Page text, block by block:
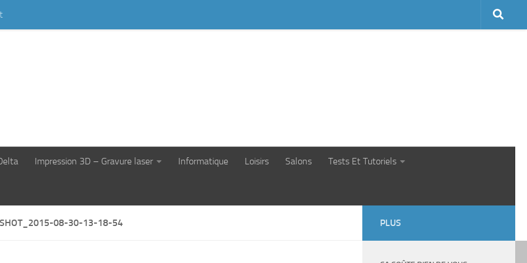
Impression 3D – Gravure laser Informatique Loisirs Salons Tests Et Tutoriels
08-30-13-18-54 PLUS